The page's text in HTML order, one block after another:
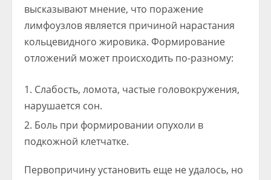
высказывают мнение, что поражение
лимфоузлов является причиной нарастания
кольцевидного жировика. Формирование
отложений может происходить по-разному:
Слабость, ломота, частые головокружения,
нарушается сон.
Боль при формировании опухоли в
подкожной клетчатке.
Первопричину установить еще не удалось, но